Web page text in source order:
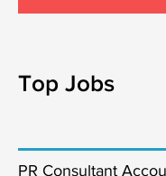
Top Jobs
PR Consultant